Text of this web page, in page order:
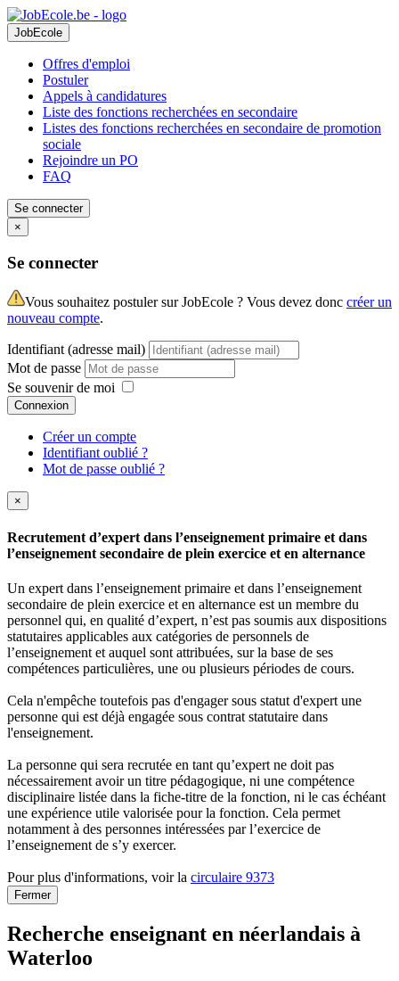
JobEcole
Offres d'emploi
Postuler
Appels à candidatures
Liste des fonctions recherchées en secondaire
Listes des fonctions recherchées en secondaire de promotion
sociale
Rejoindre un PO
FAQ
Se connecter
×
Se connecter
Vous souhaitez postuler sur JobEcole ? Vous devez donc créer un
nouveau compte.
Identifiant (adresse mail)
Mot de passe
Se souvenir de moi
Connexion
Créer un compte
Identifiant oublié ?
Mot de passe oublié ?
×
Recrutement d’expert dans l’enseignement primaire et dans
l’enseignement secondaire de plein exercice et en alternance
Un expert dans l’enseignement primaire et dans l’enseignement
secondaire de plein exercice et en alternance est un membre du
personnel qui, en qualité d’expert, n’est pas soumis aux dispositions
statutaires applicables aux catégories de personnels de
l’enseignement et auquel sont attribuées, sur la base de ses
compétences particulières, une ou plusieurs périodes de cours.
Cela n'empêche toutefois pas d'engager sous statut d'expert une
personne qui est déjà engagée sous contrat statutaire dans
l'enseignement.
La personne qui sera recrutée en tant qu’expert ne doit pas
nécessairement avoir un titre pédagogique, ni une compétence
disciplinaire listée dans la fiche-titre de la fonction, ni le cas échéant
une expérience utile valorisée pour la fonction. Cela permet
notamment à des personnes intéressées par l’exercice de
l’enseignement de s’y exercer.
Pour plus d'informations, voir la circulaire 9373
Fermer
Recherche enseignant en néerlandais à
Waterloo